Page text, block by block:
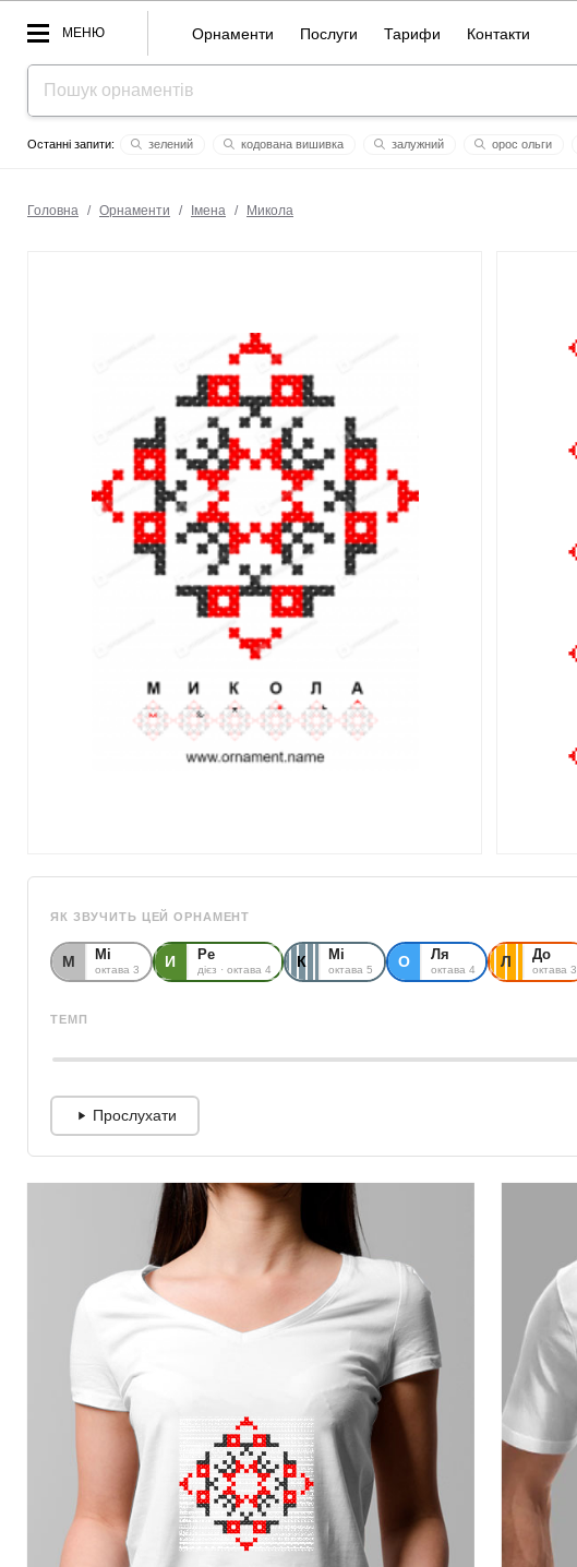
МЕНЮ Орнаменти Послуги Тарифи Контакти
зелений кодована вишивка залужний орос ольги
Головна / Орнаменти / Імена / Микола
ЯК ЗВУЧИТЬ ЦЕЙ ОРНАМЕНТ
М Мі
октава 3 И Ре
дієз · октава 4 К Мі
октава 5 О Ля
октава 4 Л До
октава 3
ТЕМП
Прослухати